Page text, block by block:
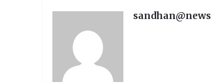
sandhan@news